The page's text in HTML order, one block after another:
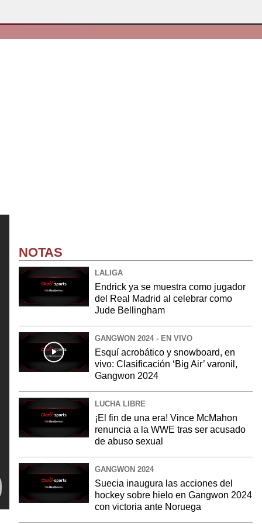
NOTAS
LALIGA
Endrick ya se muestra como jugador
del Real Madrid al celebrar como
Jude Bellingham
GANGWON 2024 - EN VIVO
Esquí acrobático y snowboard, en
vivo: Clasificación ‘Big Air’ varonil,
Gangwon 2024
LUCHA LIBRE
¡El fin de una era! Vince McMahon
renuncia a la WWE tras ser acusado
de abuso sexual
GANGWON 2024
Suecia inaugura las acciones del
hockey sobre hielo en Gangwon 2024
con victoria ante Noruega